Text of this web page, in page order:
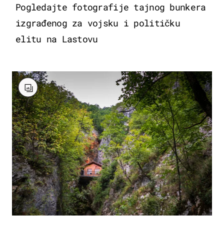
Pogledajte fotografije tajnog bunkera
izgrađenog za vojsku i političku
elitu na Lastovu